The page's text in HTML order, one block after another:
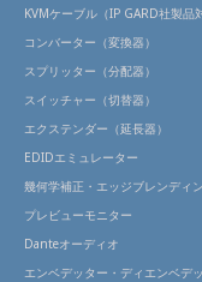
KVMケーブル（IP GARD社製品
コンバーター（変換器）
スプリッター（分配器）
スイッチャー（切替器）
エクステンダー（延長器）
EDIDエミュレーター
幾何学補正・エッジブレンディ
プレビューモニター
Danteオーディオ
エンベデッター・ディエンベデ